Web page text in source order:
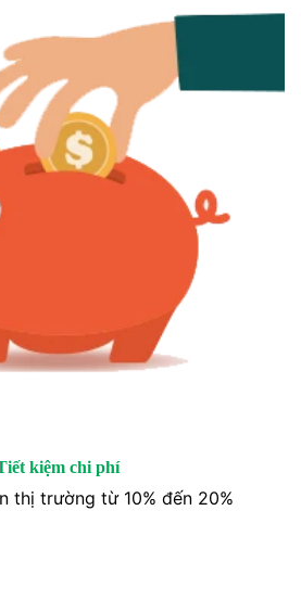
kiệm chi phí
thị trường từ 10% đến 20%